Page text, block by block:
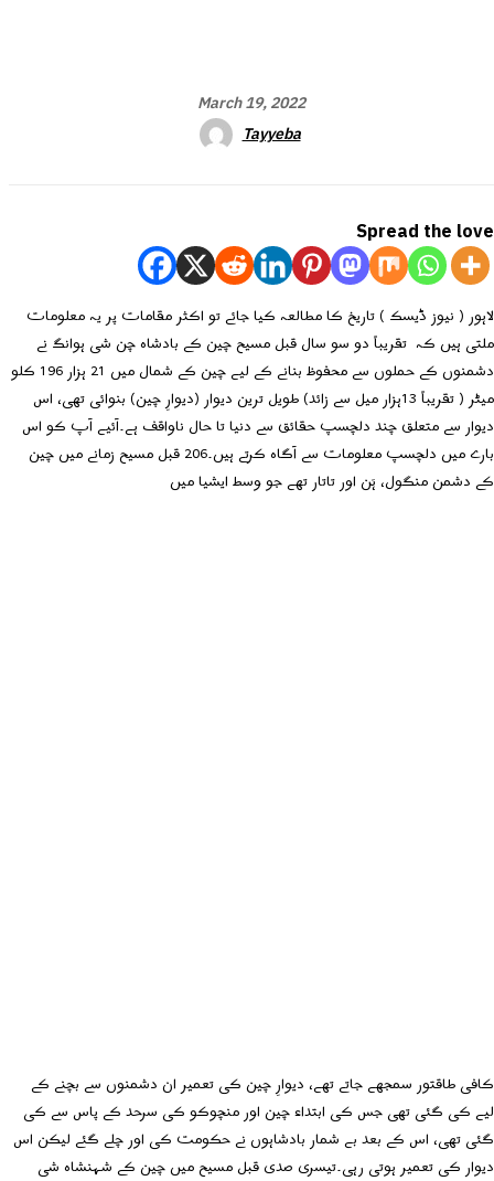
March 19, 2022
Tayyeba
Spread the love
لاہور ( نیوز ڈیسک ) تاریخ کا مطالعہ کیا جائے تو اکثر مقامات پر یہ معلومات
ملتی ہیں کہ تقریباً دو سو سال قبل مسیح چین کے بادشاہ چن شی ہوانگ نے
دشمنوں کے حملوں سے محفوظ بنانے کے لیے چین کے شمال میں 21 ہزار 196 کلو
میٹر ( تقریباً 13ہزار میل سے زائد) طویل ترین دیوار (دیوارِ چین) بنوائی تھی، اس
دیوار سے متعلق چند دلچسپ حقائق سے دنیا تا حال ناواقف ہے۔آئیے آپ کو اس
بارے میں دلچسپ معلومات سے آگاہ کرتے ہیں۔206 قبل مسیح زمانے میں چین
کے دشمن منگول، ہَن اور تاتار تھے جو وسط ایشیا میں
کافی طاقتور سمجھے جاتے تھے، دیوارِ چین کی تعمیر ان دشمنوں سے بچنے کے
لیے کی گئی تھی جس کی ابتداء چین اور منچوکو کی سرحد کے پاس سے کی
گئی تھی، اس کے بعد بے شمار بادشاہوں نے حکومت کی اور چلے گئے لیکن اس
دیوار کی تعمیر ہوتی رہی۔تیسری صدی قبل مسیح میں چین کے شہنشاہ شی